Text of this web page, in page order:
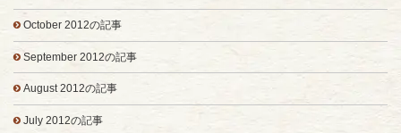
October 2012の記事
September 2012の記事
August 2012の記事
July 2012の記事